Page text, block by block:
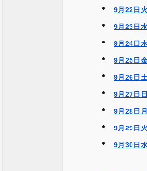
9月22日
9月23日
9月24日
9月25日
9月26日
9月27日
9月28日
9月29日
9月30日